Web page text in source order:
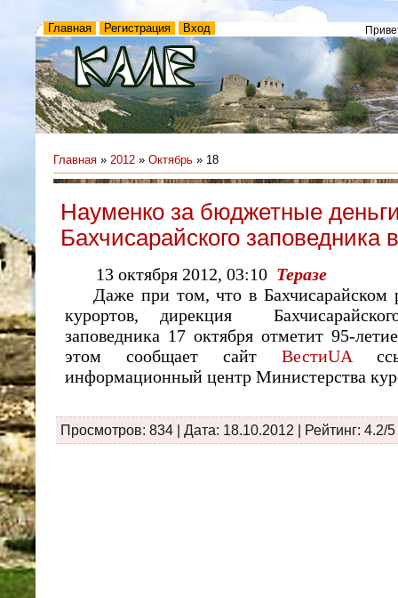
Главная Регистрация Вход
Главная » 2012 » Октябрь » 18
Науменко за бюджетные
Бахчисарайского заповедника
13 октября 2012, 03:10 Теразе
Даже при том, что в Бахчисарайском
курортов, дирекция Бахчисарайского
заповедника 17 октября отметит 95-
этом сообщает сайт ВестиUA
информационный центр Министерства
Просмотров: 834 | Дата: 18.10.2012 | Рейтинг: 4.2/